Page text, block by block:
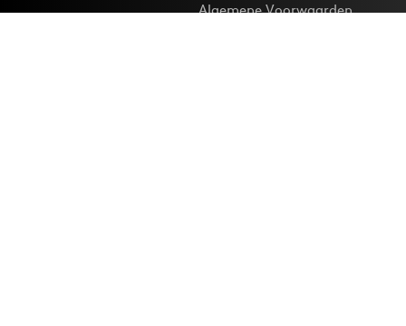
Algemene Voorwaarden